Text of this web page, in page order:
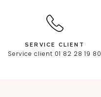
SERVICE CLIENT
Service client 01 82 28 19 80